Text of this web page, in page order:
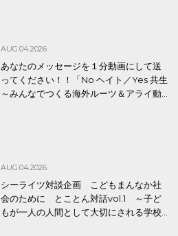
AUG.04.2026
あなたのメッセージを１分動画にして送
ってください！！「No ヘイト／Yes 共生
～みんなでつくる海外ルーツ＆アライ動
AUG.04.2026
シーライツ対談企画 こどもまんなか社
会のために とことん対話vol.1 ～子ど
もが一人の人間として大切にされる学校